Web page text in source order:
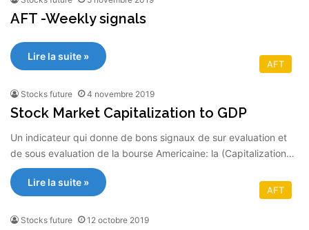
AFT -Weekly signals
Lire la suite »
AFT
Stocks future 4 novembre 2019
Stock Market Capitalization to GDP
Un indicateur qui donne de bons signaux de sur evaluation et
de sous evaluation de la bourse Americaine: la (Capitalization…
Lire la suite »
AFT
Stocks future 12 octobre 2019